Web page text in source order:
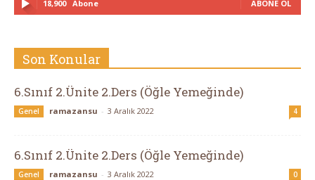
18,900 Abone ABONE OL
Son Konular
6.Sınıf 2.Ünite 2.Ders (Öğle Yemeğinde)
Genel ramazansu - 3 Aralık 2022 4
6.Sınıf 2.Ünite 2.Ders (Öğle Yemeğinde)
Genel ramazansu - 3 Aralık 2022 0